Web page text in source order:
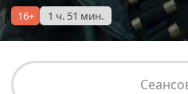
16+ 1 ч. 51 мин.